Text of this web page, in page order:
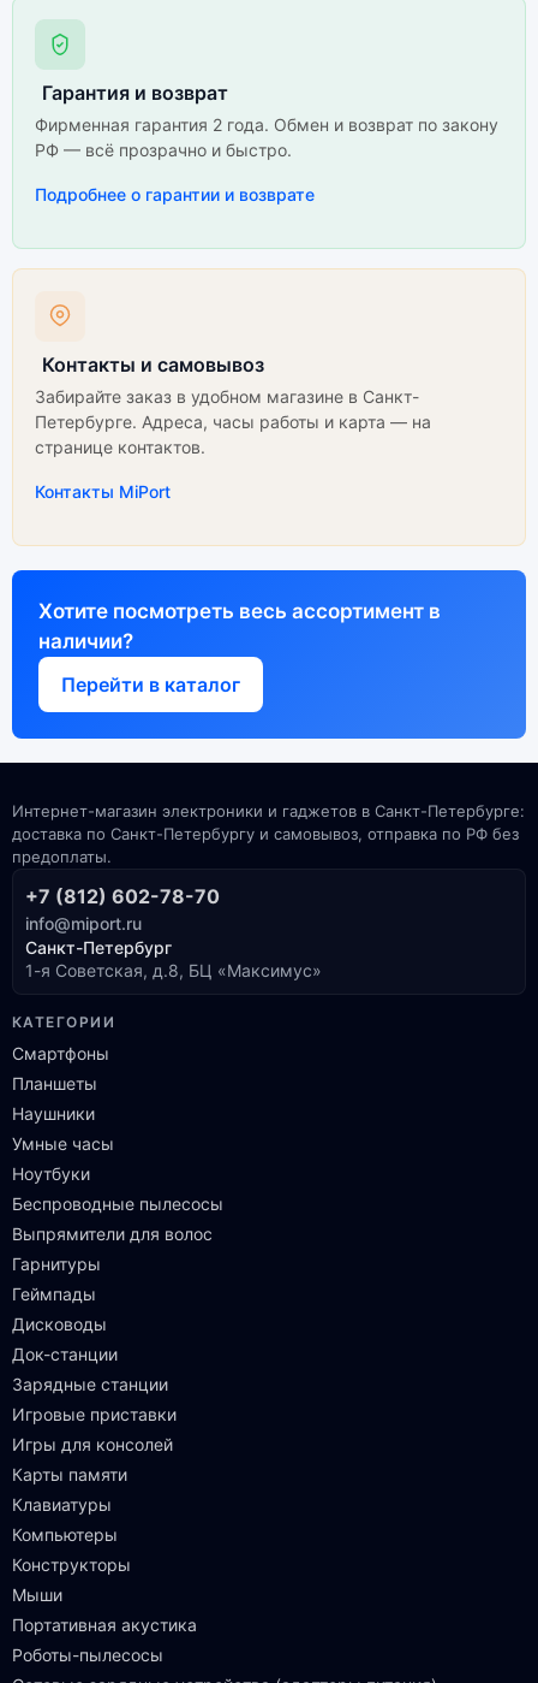
Гарантия и возврат
Фирменная гарантия 2 года. Обмен и возврат по закону
РФ — всё прозрачно и быстро.
Подробнее о гарантии и возврате
Контакты и самовывоз
Забирайте заказ в удобном магазине в Санкт-
Петербурге. Адреса, часы работы и карта — на
странице контактов.
Контакты MiPort
Хотите посмотреть весь ассортимент в
наличии?
Перейти в каталог
Интернет-магазин электроники и гаджетов в Санкт-Петербурге:
доставка по Санкт-Петербургу и самовывоз, отправка по РФ без
предоплаты.
+7 (812) 602-78-70
info@miport.ru
Санкт-Петербург
1-я Советская, д.8, БЦ «Максимус»
КАТЕГОРИИ
Смартфоны
Планшеты
Наушники
Умные часы
Ноутбуки
Беспроводные пылесосы
Выпрямители для волос
Гарнитуры
Геймпады
Дисководы
Док-станции
Зарядные станции
Игровые приставки
Игры для консолей
Карты памяти
Клавиатуры
Компьютеры
Конструкторы
Мыши
Портативная акустика
Роботы-пылесосы